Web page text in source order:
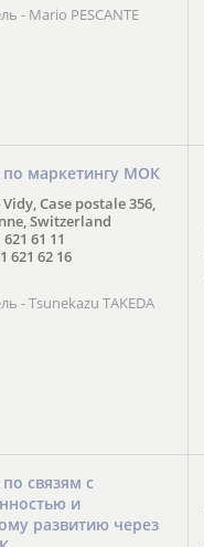
- Mario PESCANTE
по маркетингу МОК
Case postale 356,
Switzerland
61 11
621 62 16
- Tsunekazu TAKEDA
связям с
и
развитию через